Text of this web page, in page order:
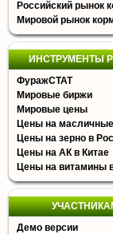
Российский рынок
Мировой рынок
ИНСТРУМЕНТЫ
ФуражСТАТ
Мировые биржи
Мировые цены
Цены на масличные
Цены на зерно в
Цены на АК в Китае
Цены на витамины
Демо версии